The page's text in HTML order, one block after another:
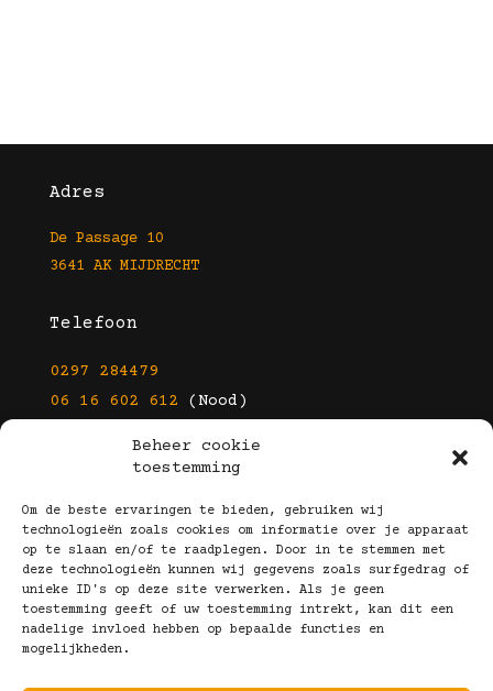
Beheer cookie
toestemming
Om de beste ervaringen te bieden, gebruiken wij
technologieën zoals cookies om informatie over je apparaat
op te slaan en/of te raadplegen. Door in te stemmen met
deze technologieën kunnen wij gegevens zoals surfgedrag of
unieke ID's op deze site verwerken. Als je geen
toestemming geeft of uw toestemming intrekt, kan dit een
nadelige invloed hebben op bepaalde functies en
mogelijkheden.
Adres
De Passage 10
3641 AK MIJDRECHT
Telefoon
0297 284479
06 16 602 612 (Nood)
info@kootbrillen.nl
Volg Ons!